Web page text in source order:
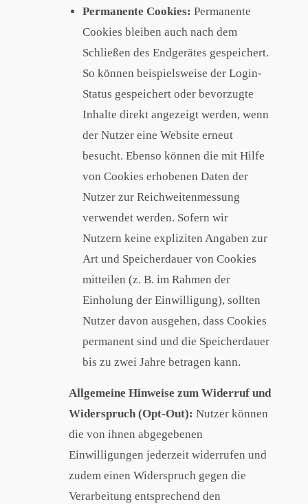
Permanente Cookies: Permanente
Cookies bleiben auch nach dem
Schließen des Endgerätes gespeichert.
So können beispielsweise der Login-
Status gespeichert oder bevorzugte
Inhalte direkt angezeigt werden, wenn
der Nutzer eine Website erneut
besucht. Ebenso können die mit Hilfe
von Cookies erhobenen Daten der
Nutzer zur Reichweitenmessung
verwendet werden. Sofern wir
Nutzern keine expliziten Angaben zur
Art und Speicherdauer von Cookies
mitteilen (z. B. im Rahmen der
Einholung der Einwilligung), sollten
Nutzer davon ausgehen, dass Cookies
permanent sind und die Speicherdauer
bis zu zwei Jahre betragen kann.
Allgemeine Hinweise zum Widerruf und
Widerspruch (Opt-Out): Nutzer können
die von ihnen abgegebenen
Einwilligungen jederzeit widerrufen und
zudem einen Widerspruch gegen die
Verarbeitung entsprechend den